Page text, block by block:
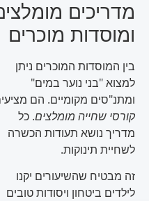
מדריכים מומלצים
ומוסדות מוכרים
בין המוסדות המוכרים ניתן
למצוא "בני נוער במים"
ומתנ"סים מקומיים. הם מציעים
קורסי שחייה מומלצים. כל
מדריך נושא תעודות הכשרה
לשחיית תינוקות.
זה מבטיח שהשיעורים יקנו
לילדים ביטחון ויסודות טובים